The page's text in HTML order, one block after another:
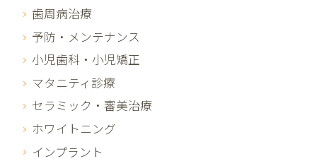
歯周病治療
予防・メンテナンス
小児歯科・小児矯正
マタニティ診療
セラミック・審美治療
ホワイトニング
インプラント